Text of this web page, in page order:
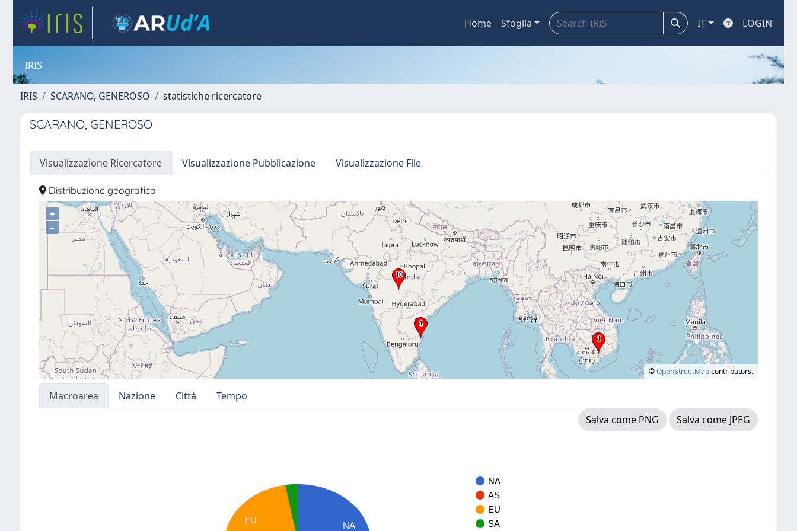
Home Sfoglia IT LOGIN
IRIS
IRIS SCARANO, GENEROSO statistiche ricercatore
SCARANO, GENEROSO
Visualizzazione Ricercatore Visualizzazione Pubblicazione Visualizzazione File
Distribuzione geografica
+
–
©OpenStreetMapcontributors.
Macroarea Nazione Città
Tempo
Salva come PNG
Salva come JPEG
NA
AS
EU
SA
NA
EU